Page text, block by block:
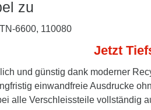
zu
6600, 110080
Jetzt
und günstig dank moderner
einwandfreie Ausdrucke
alle Verschleissteile vollständig